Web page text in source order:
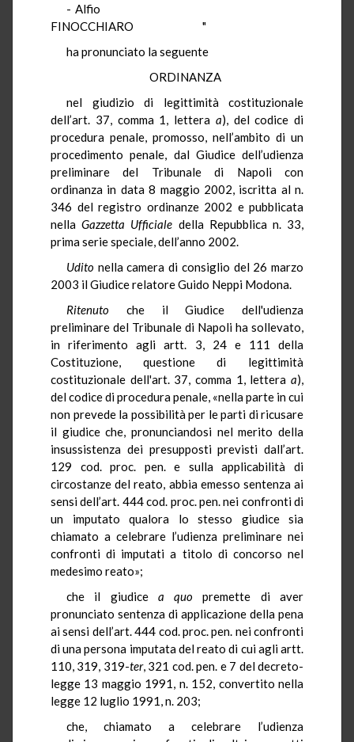
- Alfio
FINOCCHIARO "
ha pronunciato la seguente
ORDINANZA
nel giudizio di legittimità costituzionale
dell’art. 37, comma 1, lettera a), del codice di
procedura penale, promosso, nell’ambito di un
procedimento penale, dal Giudice dell’udienza
preliminare del Tribunale di Napoli con
ordinanza in data 8 maggio 2002, iscritta al n.
346 del registro ordinanze 2002 e pubblicata
nellaGazzetta Ufficiale della Repubblica n. 33,
prima serie speciale, dell’anno 2002.
Udito nella camera di consiglio del 26 marzo
2003 il Giudice relatore Guido Neppi Modona.
Ritenuto che il Giudice dell'udienza
preliminare del Tribunale di Napoli ha sollevato,
in riferimento agli artt. 3, 24 e 111 della
Costituzione, questione di legittimità
costituzionale dell'art. 37, comma 1, lettera a),
del codice di procedura penale, «nella parte in cui
non prevede la possibilità per le parti di ricusare
il giudice che, pronunciandosi nel merito della
insussistenza dei presupposti previsti dall’art.
129 cod. proc. pen. e sulla applicabilità di
circostanze del reato, abbia emesso sentenza ai
sensi dell’art. 444 cod. proc. pen. nei confronti di
un imputato qualora lo stesso giudice sia
chiamato a celebrare l’udienza preliminare nei
confronti di imputati a titolo di concorso nel
medesimo reato»;
che il giudice a quo premette di aver
pronunciato sentenza di applicazione della pena
ai sensi dell’art. 444 cod. proc. pen. nei confronti
di una persona imputata del reato di cui agli artt.
110, 319, 319-ter, 321 cod. pen. e 7 del decreto-
legge 13 maggio 1991, n. 152, convertito nella
legge 12 luglio 1991, n. 203;
che, chiamato a celebrare l’udienza